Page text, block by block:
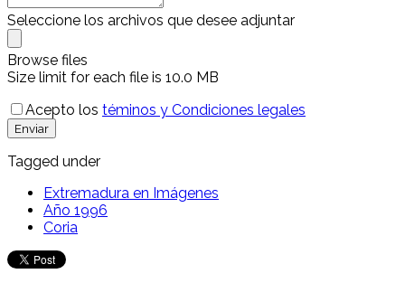
Seleccione los archivos que desee adjuntar
Browse files
Size limit for each file is 10.0 MB
Acepto los téminos y Condiciones legales
Enviar
Tagged under
Extremadura en Imágenes
Año 1996
Coria